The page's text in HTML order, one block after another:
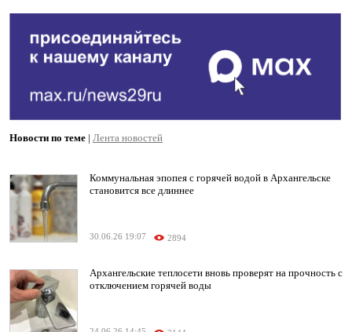
Новости по теме | Лента новостей
Коммунальная эпопея с горячей водой в Архангельске
становится все длиннее
30.06.26 19:07 2894
Архангельские теплосети вновь проверят на прочность с
отключением горячей воды